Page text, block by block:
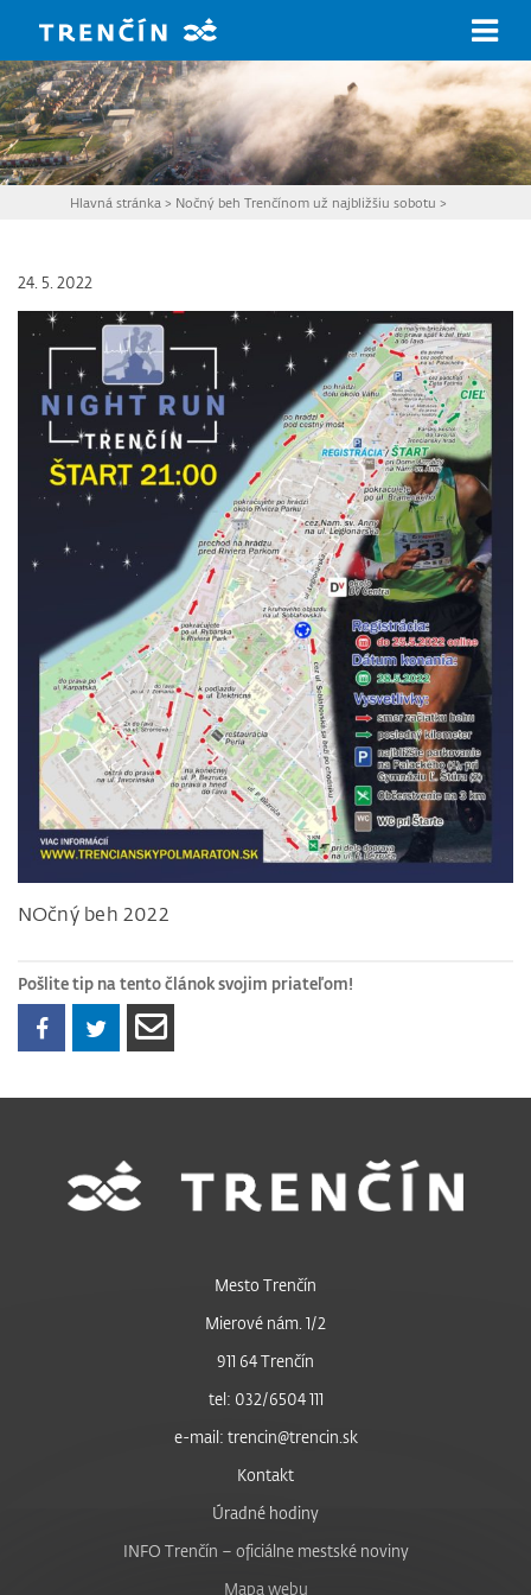
Hlavná stránka > Nočný beh Trenčínom už najbližšiu sobotu >
24. 5. 2022
NOčný beh 2022
Pošlite tip na tento článok svojim priateľom!
Mesto Trenčín
Mierové nám. 1/2
911 64 Trenčín
tel: 032/6504 111
e-mail: trencin@trencin.sk
Kontakt
Úradné hodiny
INFO Trenčín – oficiálne mestské noviny
Mapa webu